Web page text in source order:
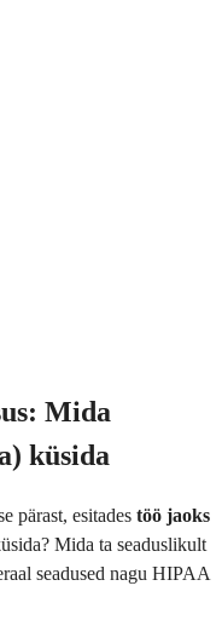
Mida
küsida
pärast, esitades töö jaoks
Mida ta seaduslikult
seadused nagu HIPAA